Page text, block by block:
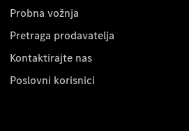
Probna vožnja
Pretraga prodavatelja
Kontaktirajte nas
Poslovni korisnici